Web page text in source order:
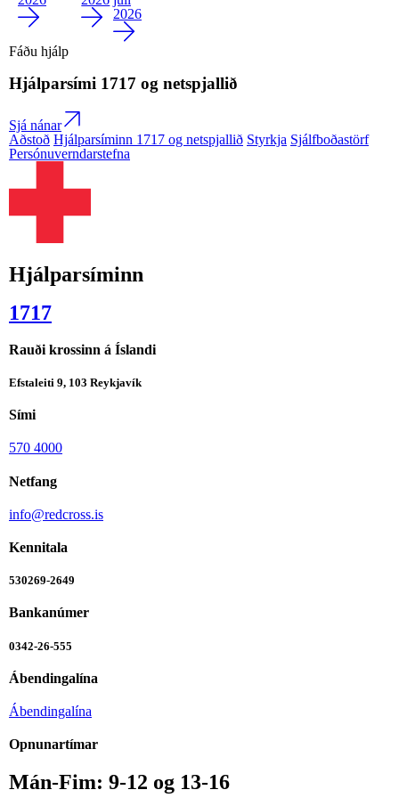
2026
Fáðu hjálp
Hjálparsími 1717 og netspjallið
Sjá nánar
Aðstoð Hjálparsíminn 1717 og netspjallið Styrkja Sjálfboðastörf
Persónuverndarstefna
Hjálparsíminn
1717
Rauði krossinn á Íslandi
Efstaleiti 9, 103 Reykjavík
Sími
570 4000
Netfang
info@redcross.is
Kennitala
530269-2649
Bankanúmer
0342-26-555
Ábendingalína
Ábendingalína
Opnunartímar
Mán-Fim: 9-12 og 13-16